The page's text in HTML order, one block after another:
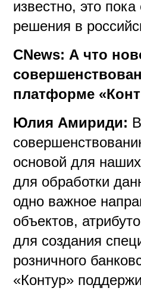
известно, это
решения в
CNews: А что
платформе
Юлия Амириди:
основой для
для обработки
одно важное
объектов,
для создания
розничного
«Контур»